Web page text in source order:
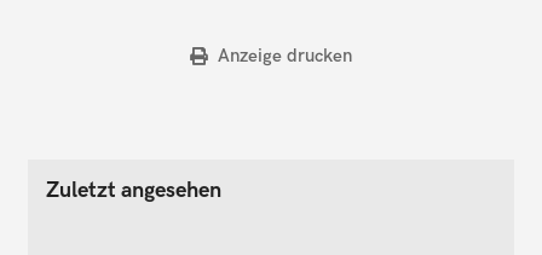
Anzeige drucken
Zuletzt angesehen